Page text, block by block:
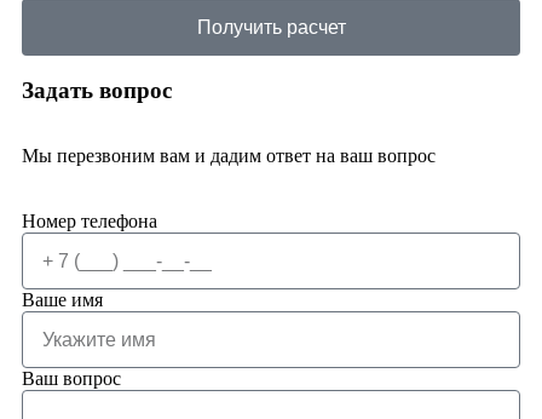
Получить расчет
Задать вопрос
Мы перезвоним вам и дадим ответ на ваш вопрос
Номер телефона
Ваше имя
Ваш вопрос